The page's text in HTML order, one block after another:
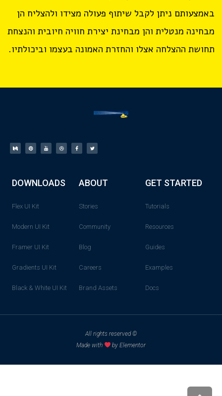
באמצעותם ניתן לקבל שיתוף פעולה מצידו ולהצליח הן
מבחינה מנטלית והן מבחינת יצירת חוויה חיובית והנצחת
תחושת ההצלחה אצלו והחזרת האמונה בעצמו וביכולתיו.
GET STARTED
Tutorials
Resources
Guides
Examples
Docs
ABOUT
Stories
Community
Blog
Careers
Brand Assets
DOWNLOADS
Flex UI Kit
Modern UI Kit
Framer UI Kit
Gradients UI Kit
Black & White UI Kit
© All rights reserved
Made with
by Elementor